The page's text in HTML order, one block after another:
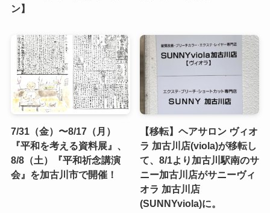
ン】
7/31（金）〜8/17（月）
『平和を考える資料展』、
8/8（土）『平和祈念講演
会』を加古川市で開催！
【移転】ヘアサロン ヴィオ
ラ 加古川店(viola)が移転し
て、8/1より加古川駅南のサ
ニー加古川店がサニーヴィ
オラ 加古川店
(SUNNYviola)に。